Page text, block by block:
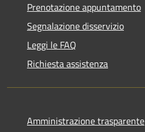
Prenotazione appuntamento
Segnalazione disservizio
Leggi le FAQ
Richiesta assistenza
Amministrazione trasparente